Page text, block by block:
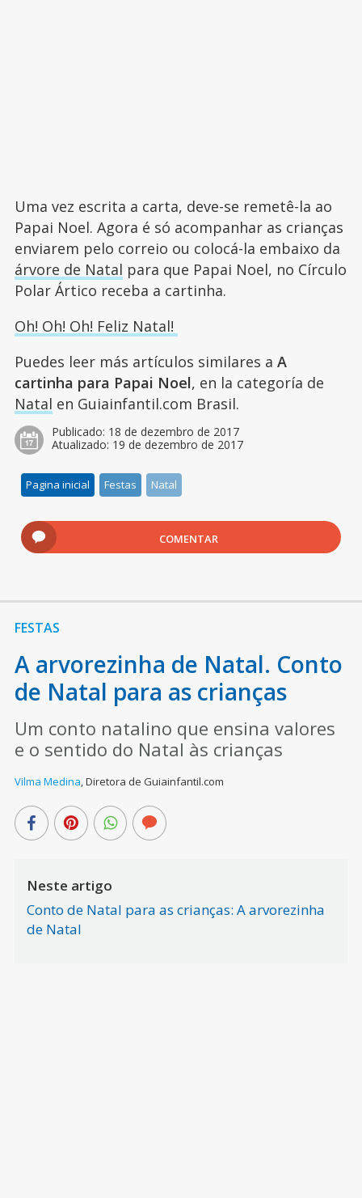
Uma vez escrita a carta, deve-se remetê-la ao
Papai Noel. Agora é só acompanhar as crianças
enviarem pelo correio ou colocá-la embaixo da
árvore de Natal para que Papai Noel, no Círculo
Polar Ártico receba a cartinha.
Oh! Oh! Oh! Feliz Natal!
Puedes leer más artículos similares a A
cartinha para Papai Noel, en la categoría de
Natal en Guiainfantil.com Brasil.
Publicado: 18 de dezembro de 2017
Atualizado: 19 de dezembro de 2017
Pagina inicial Festas Natal
COMENTAR
FESTAS
A arvorezinha de Natal. Conto
de Natal para as crianças
Um conto natalino que ensina valores
e o sentido do Natal às crianças
Vilma Medina,Diretora de Guiainfantil.com
Neste artigo
Conto de Natal para as crianças: A arvorezinha
de Natal